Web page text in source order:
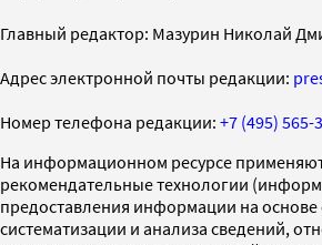
Главный редактор: Мазурин Николай
Адрес электронной почты редакции:
Номер телефона редакции: +7 (495) 565-
На информационном ресурсе
рекомендательные технологии
предоставления информации на основе
систематизации и анализа сведений,